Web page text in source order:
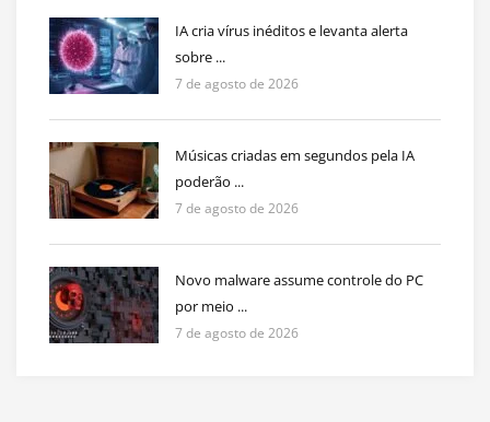
IA cria vírus inéditos e levanta alerta
sobre ...
7 de agosto de 2026
Músicas criadas em segundos pela IA
poderão ...
7 de agosto de 2026
Novo malware assume controle do PC
por meio ...
7 de agosto de 2026